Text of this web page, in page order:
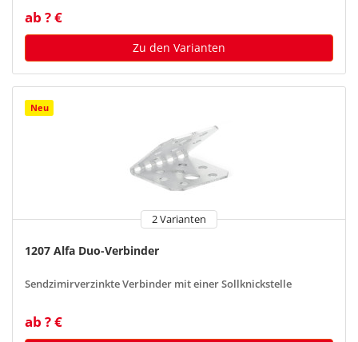
ab ? €
Zu den Varianten
Neu
2 Varianten
1207 Alfa Duo-Verbinder
Sendzimirverzinkte Verbinder mit einer Sollknickstelle
ab ? €